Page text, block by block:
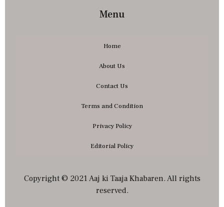
Menu
Home
About Us
Contact Us
Terms and Condition
Privacy Policy
Editorial Policy
Copyright © 2021 Aaj ki Taaja Khabaren. All rights
reserved.